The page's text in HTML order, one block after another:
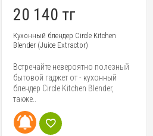
20 140 тг
Кухонный блендер Circle Kitchen
Blender (Juice Extractor)
Встречайте невероятно полезный
бытовой гаджет от - кухонный
блендер Circle Kitchen Blender,
также..